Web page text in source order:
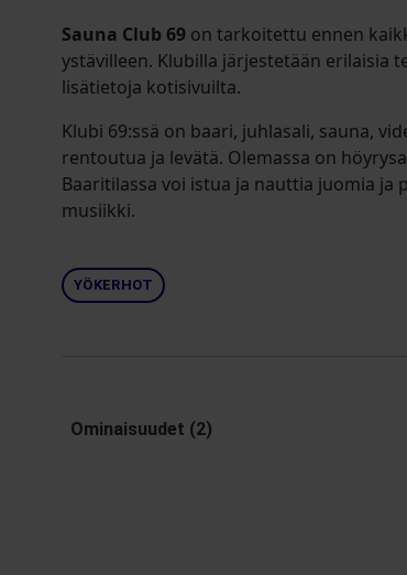
Sauna Club 69 on tarkoitettu ennen
ystävilleen. Klubilla järjestetään erilaisia
lisätietoja kotisivuilta.
Klubi 69:ssä on baari, juhlasali, sauna,
rentoutua ja levätä. Olemassa on
Baaritilassa voi istua ja nauttia juomia ja
musiikki.
YÖKERHOT
Ominaisuudet (2)